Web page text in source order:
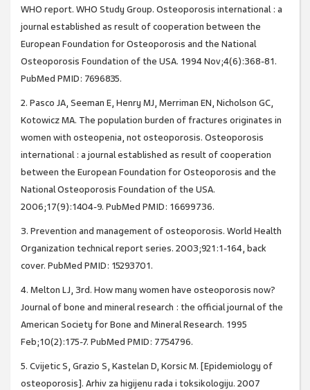
WHO report. WHO Study Group. Osteoporosis international : a
journal established as result of cooperation between the
European Foundation for Osteoporosis and the National
Osteoporosis Foundation of the USA. 1994 Nov;4(6):368-81.
PubMed PMID: 7696835.
2. Pasco JA, Seeman E, Henry MJ, Merriman EN, Nicholson GC,
Kotowicz MA. The population burden of fractures originates in
women with osteopenia, not osteoporosis. Osteoporosis
international : a journal established as result of cooperation
between the European Foundation for Osteoporosis and the
National Osteoporosis Foundation of the USA.
2006;17(9):1404-9. PubMed PMID: 16699736.
3. Prevention and management of osteoporosis. World Health
Organization technical report series. 2003;921:1-164, back
cover. PubMed PMID: 15293701.
4. Melton LJ, 3rd. How many women have osteoporosis now?
Journal of bone and mineral research : the official journal of the
American Society for Bone and Mineral Research. 1995
Feb;10(2):175-7. PubMed PMID: 7754796.
5. Cvijetic S, Grazio S, Kastelan D, Korsic M. [Epidemiology of
osteoporosis]. Arhiv za higijenu rada i toksikologiju. 2007